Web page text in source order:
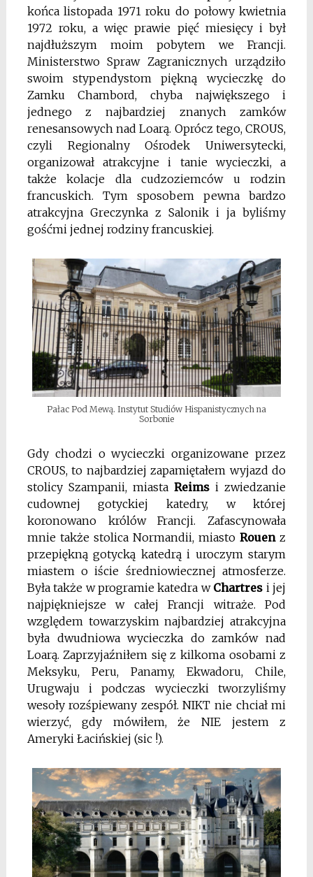
końca listopada 1971 roku do połowy kwietnia
1972 roku, a więc prawie pięć miesięcy i był
najdłuższym moim pobytem we Francji.
Ministerstwo Spraw Zagranicznych urządziło
swoim stypendystom piękną wycieczkę do
Zamku Chambord, chyba największego i
jednego z najbardziej znanych zamków
renesansowych nad Loarą. Oprócz tego, CROUS,
czyli Regionalny Ośrodek Uniwersytecki,
organizował atrakcyjne i tanie wycieczki, a
także kolacje dla cudzoziemców u rodzin
francuskich. Tym sposobem pewna bardzo
atrakcyjna Greczynka z Salonik i ja byliśmy
gośćmi jednej rodziny francuskiej.
Pałac Pod Mewą. Instytut Studiów Hispanistycznych na
Sorbonie
Gdy chodzi o wycieczki organizowane przez
CROUS, to najbardziej zapamiętałem wyjazd do
stolicy Szampanii, miasta Reims i zwiedzanie
cudownej gotyckiej katedry, w której
koronowano królów Francji. Zafascynowała
mnie także stolica Normandii, miastoRouenz
przepiękną gotycką katedrą i uroczym starym
miastem o iście średniowiecznej atmosferze.
Była także w programie katedra w Chartres i jej
najpiękniejsze w całej Francji witraże. Pod
względem towarzyskim najbardziej atrakcyjna
była dwudniowa wycieczka do zamków nad
Loarą. Zaprzyjaźniłem się z kilkoma osobami z
Meksyku, Peru, Panamy, Ekwadoru, Chile,
Urugwaju i podczas wycieczki tworzyliśmy
wesoły rozśpiewany zespół. NIKT nie chciał mi
wierzyć, gdy mówiłem, że NIE jestem z
Ameryki Łacińskiej (sic !).